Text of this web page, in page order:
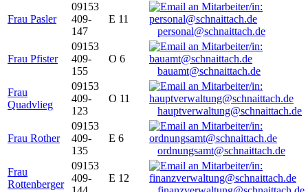
Frau Pasler
09153
409-
147
E 11
personal@schnaittach.de
Frau Pfister
09153
409-
155
O 6
bauamt@schnaittach.de
Frau
Quadvlieg
09153
409-
123
O 11
hauptverwaltung@schnaittach.de
Frau Rother
09153
409-
135
E 6
ordnungsamt@schnaittach.de
Frau
Rottenberger
09153
409-
E 12